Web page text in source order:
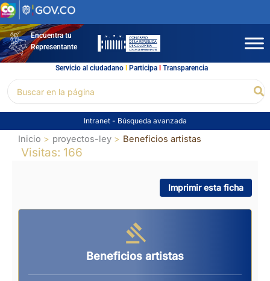
Ir
al
contenidoEncuentra tu
Representante
Servicio al ciudadano l Participal Transparencia
por:
Intranet - Búsqueda avanzada
Inicio proyectos-ley Beneficios artistas
Visitas: 166
Imprimir esta ficha
Beneficios artistas